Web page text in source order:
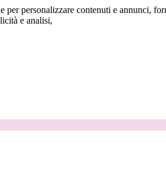
per personalizzare contenuti e annunci,
e analisi,